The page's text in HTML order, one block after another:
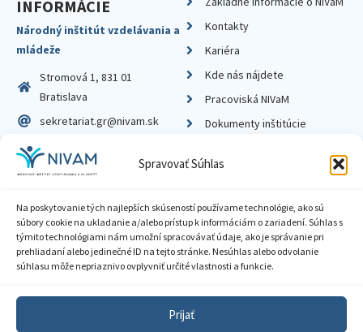
Spravovať Súhlas
Na poskytovanie tých najlepších skúseností používame technológie, ako sú
súbory cookie na ukladanie a/alebo prístup k informáciám o zariadení. Súhlas s
týmito technológiami nám umožní spracovávať údaje, ako je správanie pri
prehliadaní alebo jedinečné ID na tejto stránke. Nesúhlas alebo odvolanie
súhlasu môže nepriaznivo ovplyvniť určité vlastnosti a funkcie.
Prijať
INFORMÁCIE
Národný inštitút vzdelávania a
mládeže
Stromová 1, 831 01
Bratislava
sekretariat.gr@nivam.sk
IČO: 00164348
DIČ: 2020798714
Kontakty
Kariéra
Kde nás nájdete
Pracoviská NIVaM
Dokumenty inštitúcie
Zásady ochrany súkromia
Sprístupnenie informácií